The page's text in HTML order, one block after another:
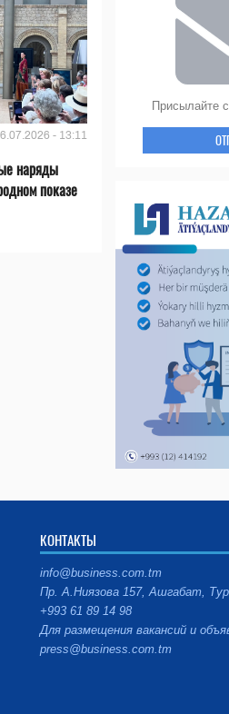
- 13:11
наряды
показе
Присылайте
КОНТАКТЫ
info@business.com.tm
Пр. А.Ниязова 157, Ашгабат,
+993 61 89 14 98
Для размещения вакансий и
press@business.com.tm